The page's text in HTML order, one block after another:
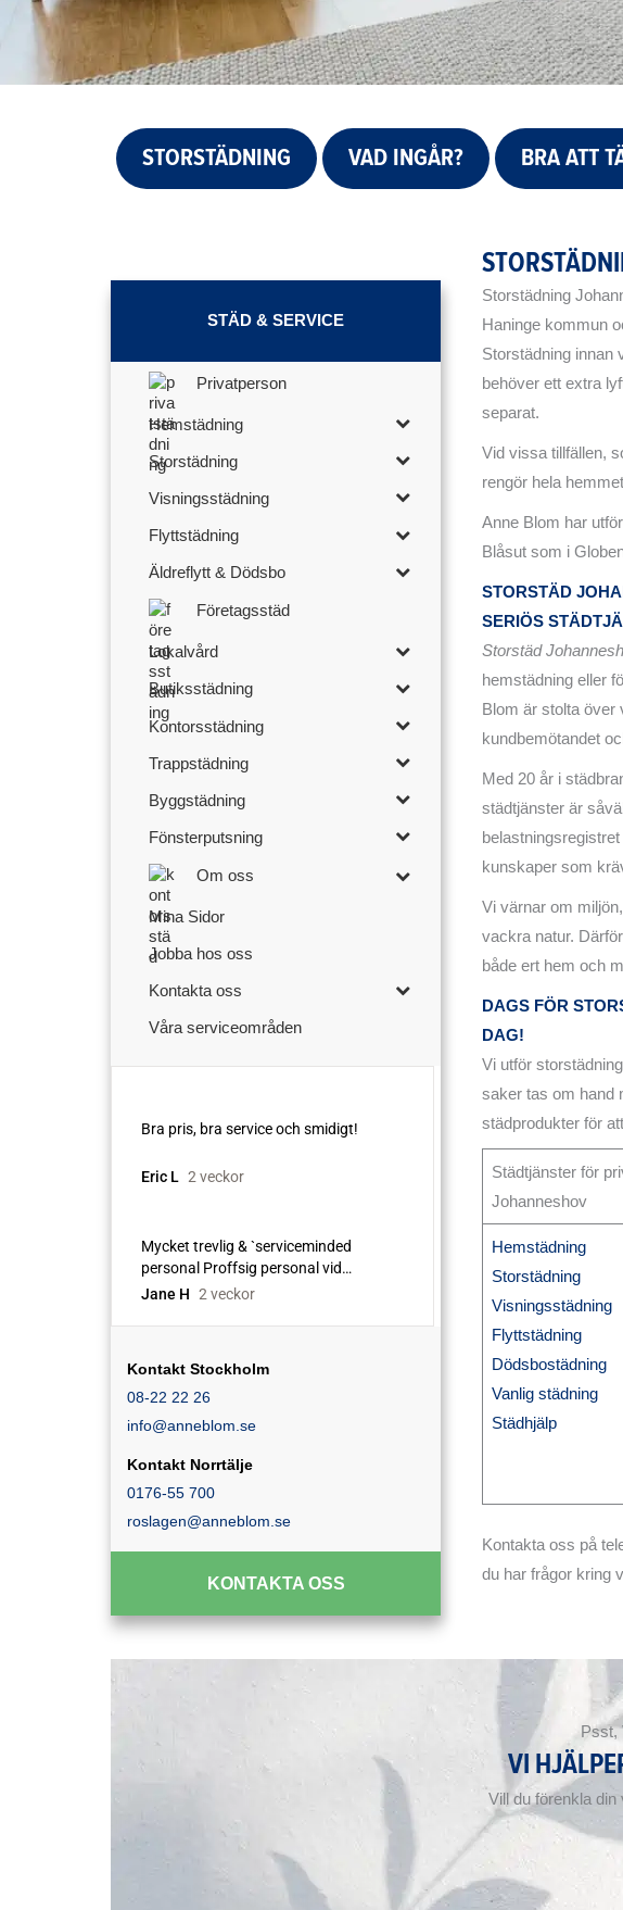
STORSTÄDNING VAD INGÅR? BRA ATT
STÄD & SERVICE
Privatperson
Hemstädning
Storstädning
Visningsstädning
Flyttstädning
Äldreflytt & Dödsbo
Företagsstäd
Lokalvård
Butiksstädning
Kontorsstädning
Trappstädning
Byggstädning
Fönsterputsning
Om oss
Mina Sidor
Jobba hos oss
Kontakta oss
Våra serviceområden
Kontakt Stockholm
08-22 22 26
info@anneblom.se
Kontakt Norrtälje
0176-55 700
roslagen@anneblom.se
KONTAKTA OSS
Storstädning
Haninge kommun
Storstädning innan
behöver ett extra
separat.
Vid vissa tillfällen,
rengör hela
Anne Blom har
Blåsut som i
STORSTÄD
SERIÖS
Storstäd
hemstädning eller
Blom är stolta över
kundbemötandet
Med 20 år i
städtjänster är
kunskaper som
Vi värnar om
vackra natur.
både ert hem och
DAGS FÖR
DAG!
Vi utför
saker tas om hand
städprodukter för
Städtjänster för
Johanneshov
Hemstädning
Storstädning
Visningsstädning
Flyttstädning
Dödsbostädning
Vanlig städning
Städhjälp
Kontakta oss på
du har frågor kring
Psst,
VI
Vill du förenkla